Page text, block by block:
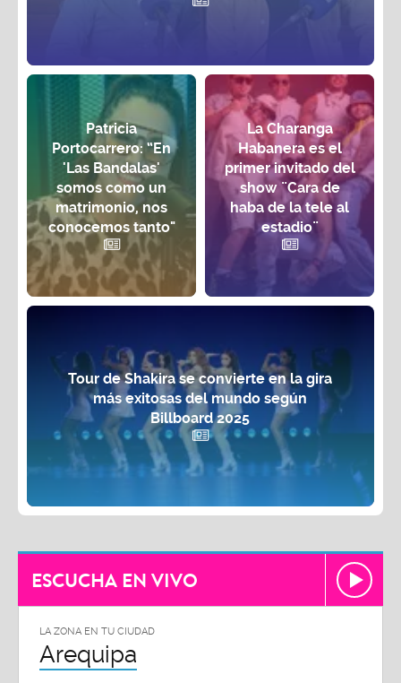
Patricia
Portocarrero: “En
'Las Bandalas'
somos como un
matrimonio, nos
conocemos tanto"
La Charanga
Habanera es el
primer invitado del
show ¨Cara de
haba de la tele al
estadio¨
Tour de Shakira se convierte en la gira
más exitosas del mundo según
Billboard 2025
ESCUCHA EN VIVO
LA ZONA EN TU CIUDAD
Arequipa